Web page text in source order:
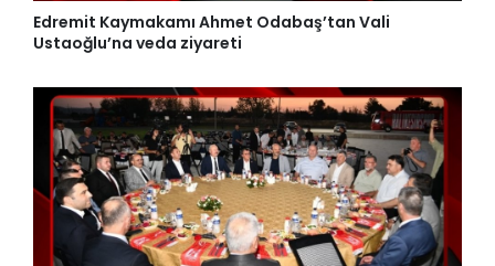
Edremit Kaymakamı Ahmet Odabaş’tan Vali
Ustaoğlu’na veda ziyareti